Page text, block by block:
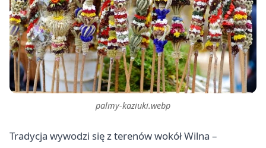
palmy-kaziuki.webp
Tradycja wywodzi się z terenów wokół Wilna –